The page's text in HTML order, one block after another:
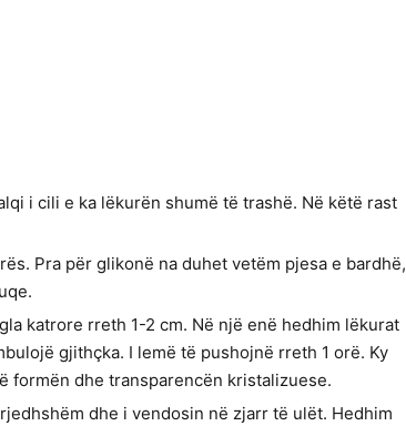
i cili e ka lëkurën shumë të trashë. Në këtë rast
Pra për glikonë na duhet vetëm pjesa e bardhë,
katrore rreth 1-2 cm. Në një enë hedhim lëkurat
gjithçka. I lemë të pushojnë rreth 1 orë. Ky
formën dhe transparencën kristalizuese.
dhe i vendosin në zjarr të ulët. Hedhim